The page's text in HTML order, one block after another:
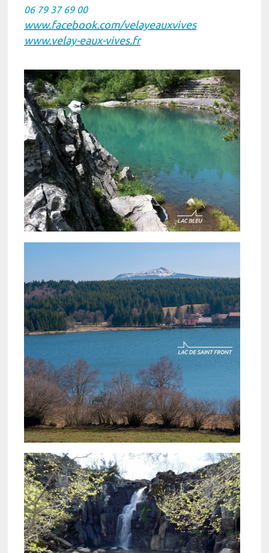
06 79 37 69 00
www.facebook.com/velayeauxvives
www.velay-eaux-vives.fr